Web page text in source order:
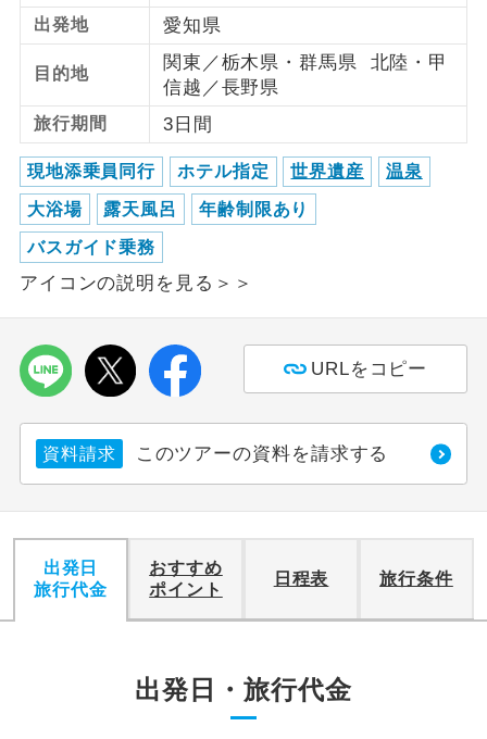
出発地 愛知県
目的地
関東／栃木県・群馬県 北陸・甲
信越／長野県
旅行期間 3日間
現地添乗員同行 ホテル指定 世界遺産 温泉
大浴場 露天風呂 年齢制限あり
バスガイド乗務
アイコンの説明を見る＞＞
URLをコピー
資料請求 このツアーの資料を請求する
出発日
旅行代金
おすすめ
ポイント
日程表 旅行条件
出発日・旅行代金
航空会社指定
画にとても便利です。
ホテル指定
ご紹介するホテルを指定したコースで
す。
おひとり様バ
ス2席利用
おひとり様でバス席を2席利⽤できま
す。